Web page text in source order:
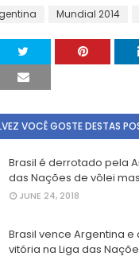
Mundial 2014
VOCÊ GOSTE DESTAS
Brasil é derrotado pela
das Nações de vôlei
JUNE 24, 2018
Brasil vence Argentina
vitória na Liga das